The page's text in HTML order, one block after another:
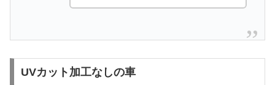
UVカット加工なしの車